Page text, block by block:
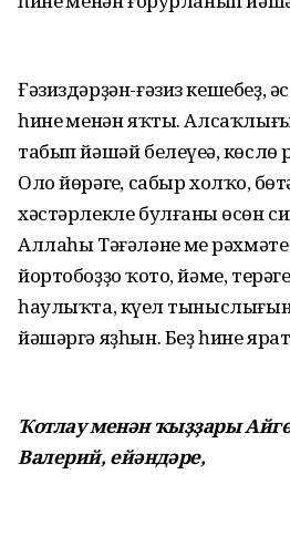
Ғәзиздәрҙән-ғәзиз кешебеҙ,
һинең менән яҡты.
табып йәшәй белеүеңә, көслө
Оло йөрәгең, сабыр холҡоң,
хәстәрлекле булғаның өсөн
Аллаһы Тәғәләнең мең
йортобоҙҙоң ҡото, йәме,
һаулыҡта, күңел
йәшәргә яҙһын. Беҙ һине
Ҡотлау менән ҡыҙҙары
Валерий, ейәндәре,